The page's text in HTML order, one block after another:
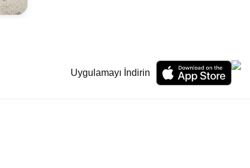
Uygulamayı İndirin